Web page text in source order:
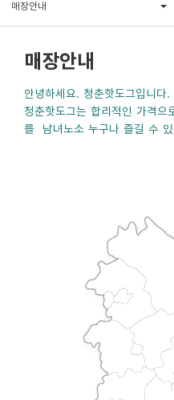
매장안내
매장안내
안녕하세요. 청춘핫도그입니다.
청춘핫도그는 합리적인 가격
를 남녀노소 누구나 즐길 수